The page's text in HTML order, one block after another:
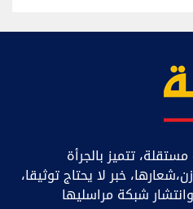
تتميز بالجرأة
خبر ﻻ يحتاج توثيقا،
شبكة مراسليها